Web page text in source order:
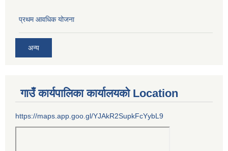
प्रथम आवधिक योजना
अन्य
गाउँ कार्यपालिका कार्यालयको Location
https://maps.app.goo.gl/YJAkR2SupkFcYybL9